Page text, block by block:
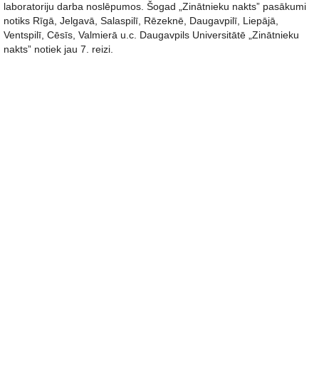
laboratoriju darba noslēpumos. Šogad „Zinātnieku nakts” pasākumi
notiks Rīgā, Jelgavā, Salaspilī, Rēzeknē, Daugavpilī, Liepājā,
Ventspilī, Cēsīs, Valmierā u.c. Daugavpils Universitātē „Zinātnieku
nakts” notiek jau 7. reizi.